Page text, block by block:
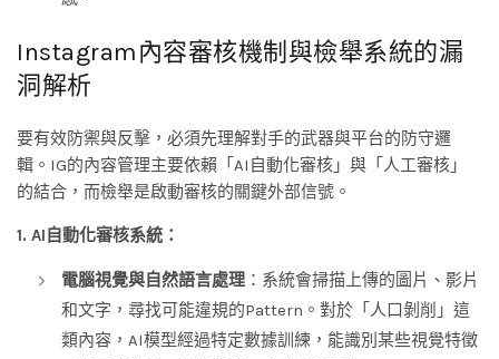
Instagram內容審核機制與檢舉系統的漏
洞解析
要有效防禦與反擊，必須先理解對手的武器與平台的防守邏
輯。IG的內容管理主要依賴「AI自動化審核」與「人工審核」
的結合，而檢舉是啟動審核的關鍵外部信號。
1. AI自動化審核系統：
電腦視覺與自然語言處理 ：系統會掃描上傳的圖片、影片
和文字，尋找可能違規的Pattern。對於「人口剝削」這
類內容，AI模型經過特定數據訓練，能識別某些視覺特徵